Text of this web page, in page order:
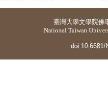
臺灣大學文學院佛
National Taiwan
doi:10.6681/